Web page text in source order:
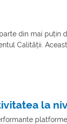
din mai puțin
Calității.
la